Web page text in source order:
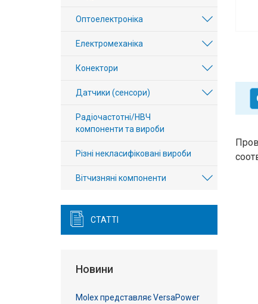
Виробники
Контакти
Доставка
Підтримка
Оптоелектроніка
Електромеханіка
Конектори
Датчики (сенсори)
Радіочастотні/НВЧ
компоненти та вироби
Різні некласифіковані вироби
Вітчизняні компоненти
СТАТТІ
Новини
Molex представляє VersaPower